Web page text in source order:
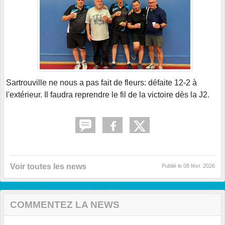
Sartrouville ne nous a pas fait de fleurs: défaite 12-2 à
l'extérieur. Il faudra reprendre le fil de la victoire dès la J2.
Voir toutes les news Publié le 08 févr. 2026
COMMENTEZ LA NEWS